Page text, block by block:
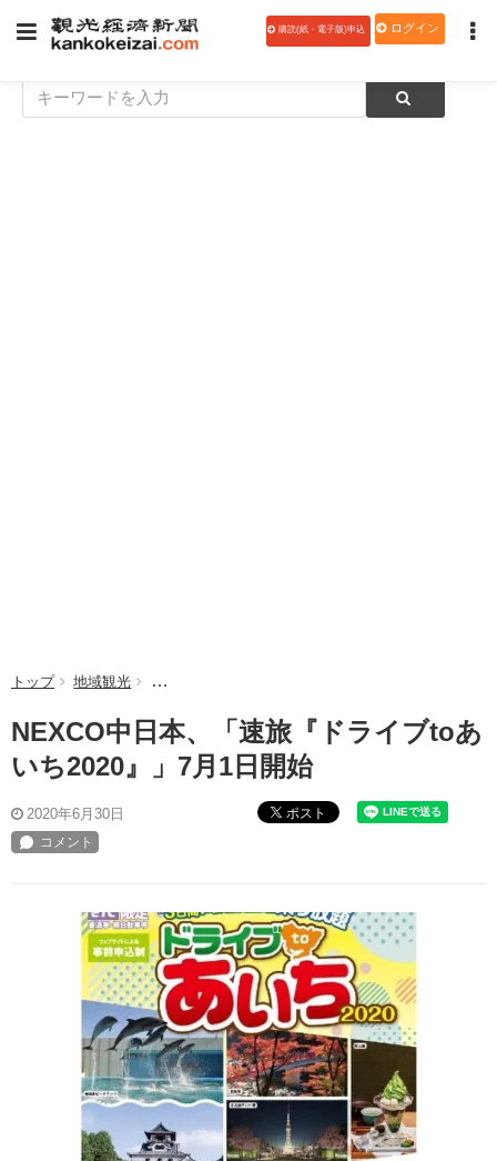
購読(紙・電子版)申込 ログイン
トップ 地域観光 NEXCO中日本、「速旅『ドライブtoあいち2020』」
NEXCO中日本、「速旅『ドライブtoあ
いち2020』」7月1日開始
2020年6月30日 ポスト